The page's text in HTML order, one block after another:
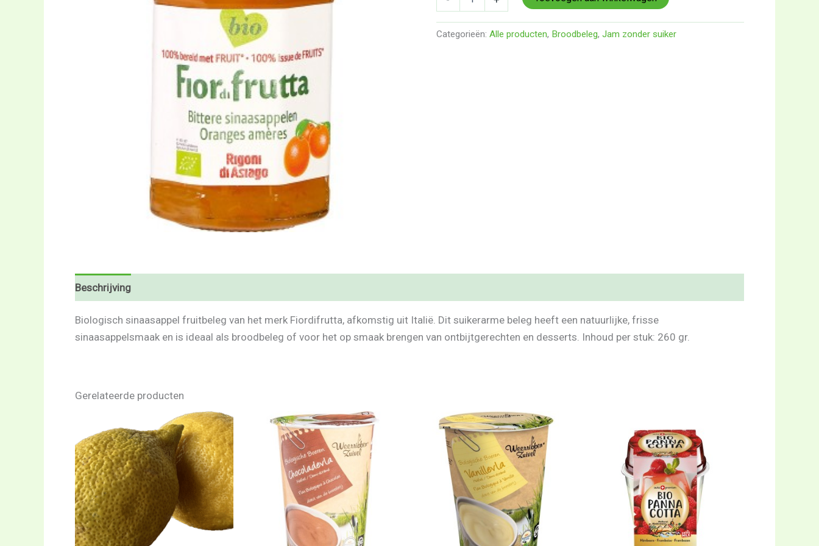
Categorieën: Alle producten, Broodbeleg, Jam zonder suiker
Beschrijving
Biologisch sinaasappel fruitbeleg van het merk Fiordifrutta, afkomstig uit Italië. Dit suikerarme beleg heeft een natuurlijke, frisse
sinaasappelsmaak en is ideaal als broodbeleg of voor het op smaak brengen van ontbijtgerechten en desserts. Inhoud per stuk: 260 gr.
Gerelateerde producten